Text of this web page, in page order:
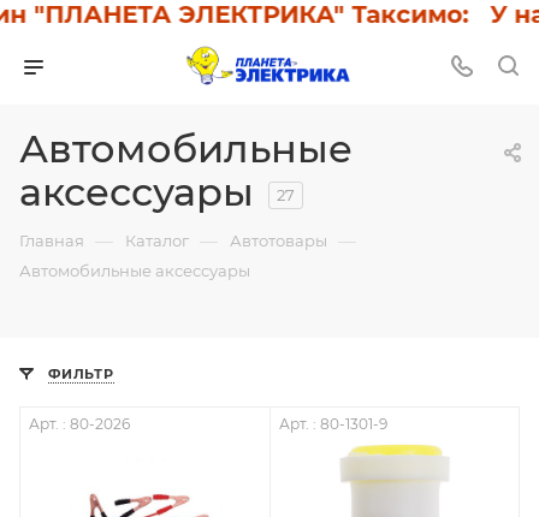
ЭЛЕКТРИКА" Таксимо: У нас
Автомобильные
аксессуары
27
Главная — Каталог — Автотовары —
Автомобильные аксессуары
ФИЛЬТР
Арт. : 80-2026 Арт. : 80-1301-9